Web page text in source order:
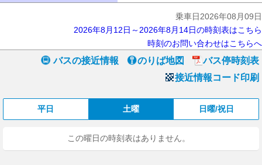
乗車日2026年08月09日
2026年8月12日～2026年8月14日の時刻表はこちら
時刻のお問い合わせはこちらへ
バスの接近情報 のりば地図
バス停時刻表
接近情報コード印刷
平日 土曜 日曜/祝日
この曜日の時刻表はありません。